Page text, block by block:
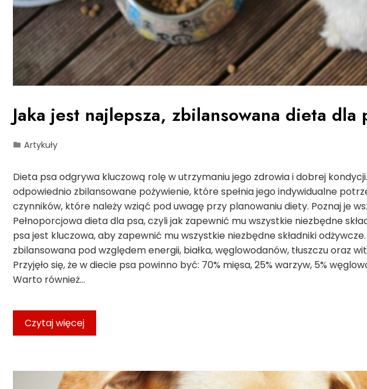
Jaka jest najlepsza, zbilansowana dieta dla
Artykuły
Dieta psa odgrywa kluczową rolę w utrzymaniu jego zdrowia i dobrej
odpowiednio zbilansowane pożywienie, które spełnia jego indywidualne
czynników, które należy wziąć pod uwagę przy planowaniu diety. Poznaj je
Pełnoporcjowa dieta dla psa, czyli jak zapewnić mu wszystkie niezbędne
psa jest kluczowa, aby zapewnić mu wszystkie niezbędne składniki
zbilansowana pod względem energii, białka, węglowodanów, tłuszczu oraz
Przyjęło się, że w diecie psa powinno być: 70% mięsa, 25% warzyw, 5%
Warto również…
Czytaj więcej